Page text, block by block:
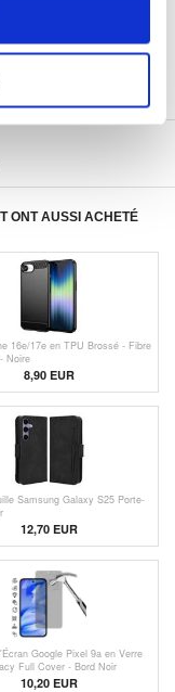
ONT AUSSI ACHETÉ
16e/17e en TPU Brossé - Fibre
Noire
8,90 EUR
Samsung Galaxy S25 Porte-
12,70 EUR
Google Pixel 9a en Verre
Full Cover - Bord Noir
10,20 EUR